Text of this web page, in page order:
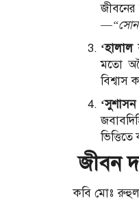
জীবনের
—
মতো
বিশ্বাস
জীবন
কবি মোঃ রুহুল